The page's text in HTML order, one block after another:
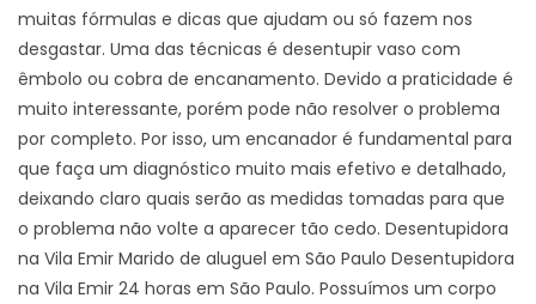
muitas fórmulas e dicas que ajudam ou só fazem nos
desgastar. Uma das técnicas é desentupir vaso com
êmbolo ou cobra de encanamento. Devido a praticidade é
muito interessante, porém pode não resolver o problema
por completo. Por isso, um encanador é fundamental para
que faça um diagnóstico muito mais efetivo e detalhado,
deixando claro quais serão as medidas tomadas para que
o problema não volte a aparecer tão cedo. Desentupidora
na Vila Emir Marido de aluguel em São Paulo Desentupidora
na Vila Emir 24 horas em São Paulo. Possuímos um corpo